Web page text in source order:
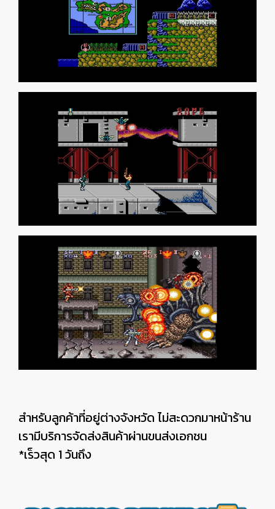
สำหรับลูกค้าที่อยู่ต่างจังหวัด ไม่สะดวกมาหน้าร้าน
เรามีบริการจัดส่งสินค้าผ่านขนส่งเอกชน
*เร็วสุด 1 วันถึง